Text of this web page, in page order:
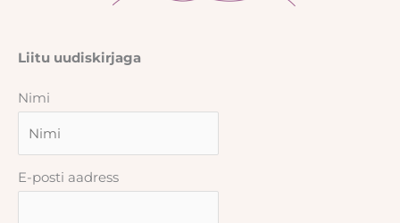
Liitu uudiskirjaga
Nimi
E-posti aadress